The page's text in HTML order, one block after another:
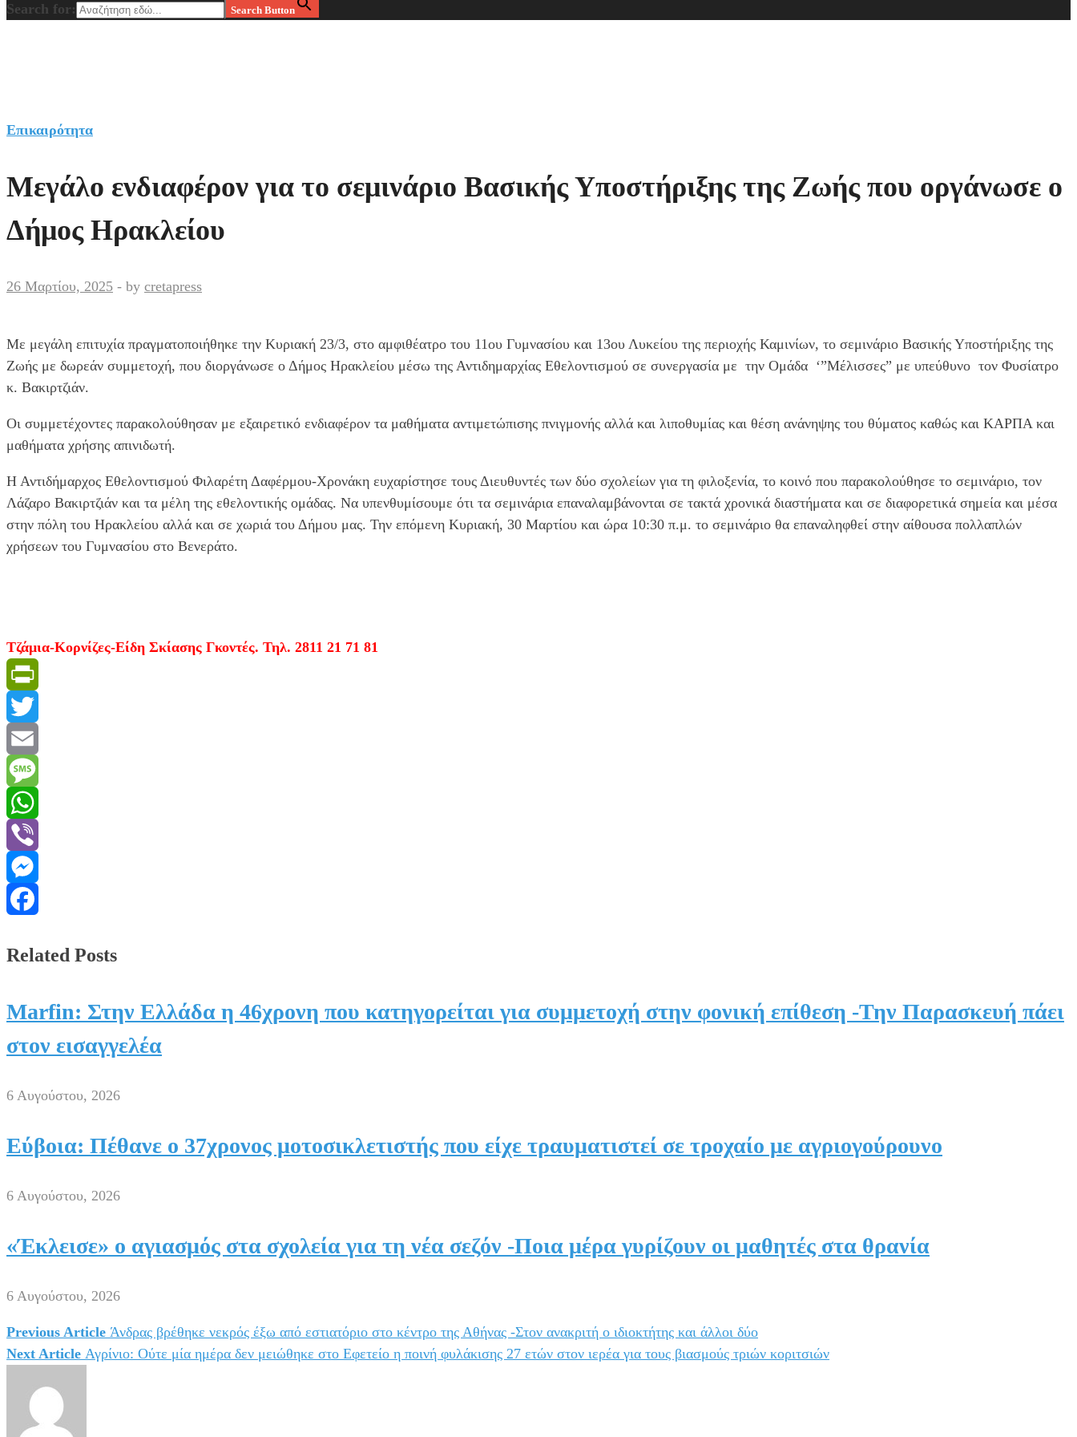
Search for: Search Button
Επικαιρότητα
Μεγάλο ενδιαφέρον για το σεμινάριο Βασικής Υποστήριξης της Ζωής που οργάνωσε ο
Δήμος Ηρακλείου
26 Μαρτίου, 2025 - by cretapress
Με μεγάλη επιτυχία πραγματοποιήθηκε την Κυριακή 23/3, στο αμφιθέατρο του 11ου Γυμνασίου και 13ου Λυκείου της περιοχής Καμινίων, το σεμινάριο Βασικής Υποστήριξης της
Ζωής με δωρεάν συμμετοχή, που διοργάνωσε ο Δήμος Ηρακλείου μέσω της Αντιδημαρχίας Εθελοντισμού σε συνεργασία με την Ομάδα ‘”Μέλισσες” με υπεύθυνο τον Φυσίατρο
κ. Βακιρτζιάν.
Οι συμμετέχοντες παρακολούθησαν με εξαιρετικό ενδιαφέρον τα μαθήματα αντιμετώπισης πνιγμονής αλλά και λιποθυμίας και θέση ανάνηψης του θύματος καθώς και ΚΑΡΠΑ και
μαθήματα χρήσης απινιδωτή.
Η Αντιδήμαρχος Εθελοντισμού Φιλαρέτη Δαφέρμου-Χρονάκη ευχαρίστησε τους Διευθυντές των δύο σχολείων για τη φιλοξενία, το κοινό που παρακολούθησε το σεμινάριο, τον
Λάζαρο Βακιρτζιάν και τα μέλη της εθελοντικής ομάδας. Να υπενθυμίσουμε ότι τα σεμινάρια επαναλαμβάνονται σε τακτά χρονικά διαστήματα και σε διαφορετικά σημεία και μέσα
στην πόλη του Ηρακλείου αλλά και σε χωριά του Δήμου μας. Την επόμενη Κυριακή, 30 Μαρτίου και ώρα 10:30 π.μ. το σεμινάριο θα επαναληφθεί στην αίθουσα πολλαπλών
χρήσεων του Γυμνασίου στο Βενεράτο.
Τζάμια-Κορνίζες-Είδη Σκίασης Γκοντές. Τηλ. 2811 21 71 81
PrintFriendly
Twitter
Email
Message
WhatsApp
Viber
Messenger
Related Posts
Marfin: Στην Ελλάδα η 46χρονη που κατηγορείται για συμμετοχή στην φονική επίθεση -Την Παρασκευή πάει
στον εισαγγελέα
6 Αυγούστου, 2026
Εύβοια: Πέθανε ο 37χρονος μοτοσικλετιστής που είχε τραυματιστεί σε τροχαίο με αγριογούρουνο
6 Αυγούστου, 2026
«Έκλεισε» ο αγιασμός στα σχολεία για τη νέα σεζόν -Ποια μέρα γυρίζουν οι μαθητές στα θρανία
6 Αυγούστου, 2026
Πλοήγηση
Previous Article Άνδρας βρέθηκε νεκρός έξω από εστιατόριο στο κέντρο της Αθήνας -Στον ανακριτή ο ιδιοκτήτης και άλλοι δύο
Next Article Αγρίνιο: Ούτε μία ημέρα δεν μειώθηκε στο Εφετείο η ποινή φυλάκισης 27 ετών στον ιερέα για τους βιασμούς τριών κοριτσιών